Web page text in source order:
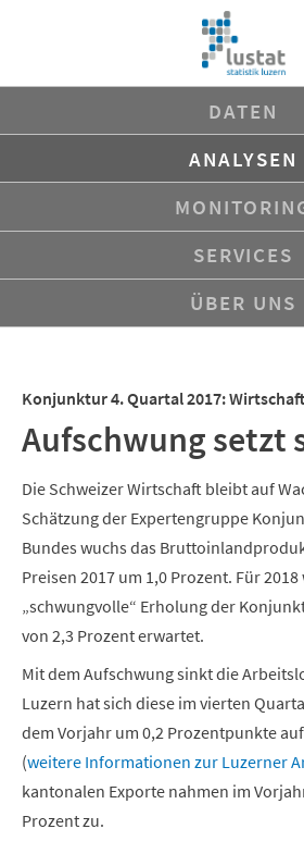
DATEN
ANALYSEN
SERVICES
ÜBER UNS
Konjunktur 4. Quartal 2017:
Aufschwung setzt
Die Schweizer Wirtschaft bleibt auf
Schätzung der Expertengruppe
Bundes wuchs das
Preisen 2017 um 1,0 Prozent. Für
„schwungvolle“ Erholung der
von 2,3 Prozent erwartet.
Mit dem Aufschwung sinkt die
Luzern hat sich diese im vierten
dem Vorjahr um 0,2 Prozentpunkte
(weitere Informationen zur Luzerner
kantonalen Exporte nahmen im
Prozent zu.